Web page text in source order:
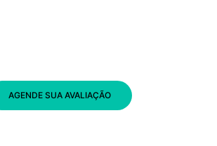
AGENDE SUA AVALIAÇÃO